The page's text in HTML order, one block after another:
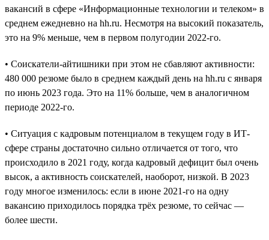
вакансий в сфере «Информационные технологии и телеком» в
среднем ежедневно на hh.ru. Несмотря на высокий показатель,
это на 9% меньше, чем в первом полугодии 2022-го.
• Соискатели-айтишники при этом не сбавляют активности:
480 000 резюме было в среднем каждый день на hh.ru с января
по июнь 2023 года. Это на 11% больше, чем в аналогичном
периоде 2022-го.
• Ситуация с кадровым потенциалом в текущем году в ИТ-
сфере страны достаточно сильно отличается от того, что
происходило в 2021 году, когда кадровый дефицит был очень
высок, а активность соискателей, наоборот, низкой. В 2023
году многое изменилось: если в июне 2021-го на одну
вакансию приходилось порядка трёх резюме, то сейчас —
более шести.